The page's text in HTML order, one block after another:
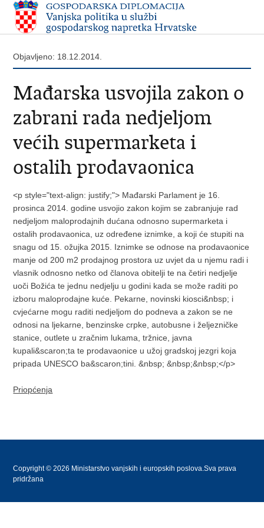
Objavljeno: 18.12.2014.
Mađarska usvojila zakon o
zabrani rada nedjeljom
većih supermarketa i
ostalih prodavaonica
<p style="text-align: justify;"> Mađarski Parlament je 16.
prosinca 2014. godine usvojio zakon kojim se zabranjuje rad
nedjeljom maloprodajnih dućana odnosno supermarketa i
ostalih prodavaonica, uz određene iznimke, a koji će stupiti na
snagu od 15. ožujka 2015. Iznimke se odnose na prodavaonice
manje od 200 m2 prodajnog prostora uz uvjet da u njemu radi i
vlasnik odnosno netko od članova obitelji te na četiri nedjelje
uoči Božića te jednu nedjelju u godini kada se može raditi po
izboru maloprodajne kuće. Pekarne, novinski kiosci&nbsp; i
cvjećarne mogu raditi nedjeljom do podneva a zakon se ne
odnosi na ljekarne, benzinske crpke, autobusne i željezničke
stanice, outlete u zračnim lukama, tržnice, javna
kupali&scaron;ta te prodavaonice u užoj gradskoj jezgri koja
pripada UNESCO ba&scaron;tini. &nbsp; &nbsp;&nbsp;</p>
Priopćenja
Copyright © 2026 Ministarstvo vanjskih i europskih poslova.Sva prava
pridržana